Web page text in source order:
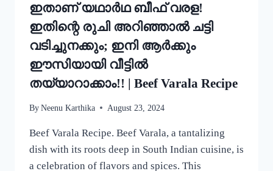
ഇതാണ് യഥാർഥ ബീഫ് വരള!
ഇതിന്റെ രുചി അറിഞ്ഞാൽ ചട്ടി
വടിച്ചുനക്കും; ഇനി ആർക്കും
ഈസിയായി വീട്ടിൽ
തയ്യാറാക്കാം!! | Beef Varala Recipe
By Neenu Karthika August 23, 2024
Beef Varala Recipe. Beef Varala, a tantalizing
dish with its roots deep in South Indian cuisine, is
a celebration of flavors and spices. This